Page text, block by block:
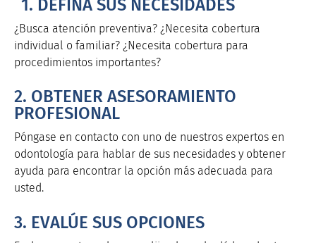
1. DEFINA SUS NECESIDADES
¿Busca atención preventiva? ¿Necesita cobertura
individual o familiar? ¿Necesita cobertura para
procedimientos importantes?
2. OBTENER ASESORAMIENTO
PROFESIONAL
Póngase en contacto con uno de nuestros expertos en
odontología para hablar de sus necesidades y obtener
ayuda para encontrar la opción más adecuada para
usted.
3. EVALÚE SUS OPCIONES